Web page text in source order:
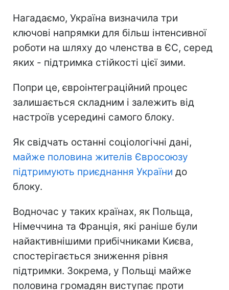
Нагадаємо, Україна визначила три
ключові напрямки для більш інтенсивної
роботи на шляху до членства в ЄС, серед
яких - підтримка стійкості цієї зими.
Попри це, євроінтеграційний процес
залишається складним і залежить від
настроїв усередині самого блоку.
Як свідчать останні соціологічні дані,
майже половина жителів Євросоюзу
підтримують приєднання України до
блоку.
Водночас у таких країнах, як Польща,
Німеччина та Франція, які раніше були
найактивнішими прибічниками Києва,
спостерігається зниження рівня
підтримки. Зокрема, у Польщі майже
половина громадян виступає проти